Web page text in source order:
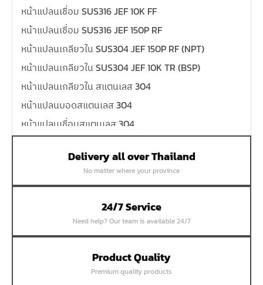
หน้าแปลนเชื่อม SUS316 JEF 10K FF
หน้าแปลนเชื่อม SUS316 JEF 150P RF
หน้าแปลนเกลียวใน SUS304 JEF 150P RF (NPT)
หน้าแปลนเกลียวใน SUS304 JEF 10K TR (BSP)
หน้าแปลนเกลียวใน สแตนเลส 304
หน้าแปลนบอดสแตนเลส 304
หน้าแปลนเชื่อมสแตนเลส 304
หน้าแปลนเหล็กคอสูง
หน้าแปลนเชื่อมบอด SUS304 JEF 300P RF
หน้าแปลนเชื่อมบอด SUS304 JEF PN40 RF
หน้าแปลนเชื่อมบอด SUS304 JEF PN16 RF
หน้าแปลนเชื่อมบอด SUS304 JEF PN10 FF
Delivery all over Thailand
No matter where your province
24/7 Service
Need help? Our team is available 24/7
Product Quality
Premium quality products